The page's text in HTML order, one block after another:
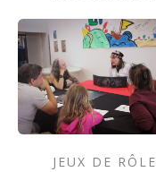
JEUX DE RÔLE